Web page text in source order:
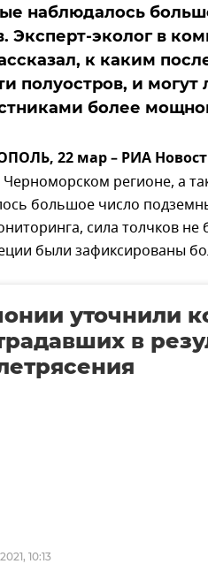
наблюдалось
Эксперт-эколог в
к каким
полуостров, и могут
более
22 мар – РИА
Черноморском регионе, а
большое число
сила толчков
были зафиксированы
10:13
уточнили
в